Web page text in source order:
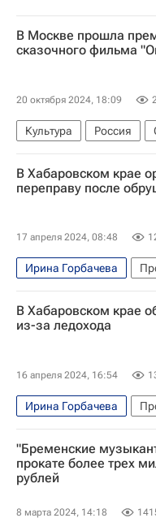
В Москве прошла
сказочного фильма
20 октября 2024, 18:09
Культура Россия
Александр Войтинский
Михаил Трухин
В Хабаровском крае
переправу после
17 апреля 2024, 08:48
Ирина Горбачева
Хабаровский край
Хабаровск
Михаил
Прорыв дамбы в Орске
В Хабаровском крае
из-за ледохода
16 апреля 2024, 16:54
Ирина Горбачева
Верхнебуреинский
Привольное
"Бременские
прокате более трех
рублей
8 марта 2024, 14:18